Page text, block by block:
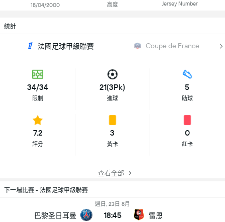
18/04/2000 高度 Jersey Number
統計
法國足球甲級聯賽 Coupe de France
34/34
限制
21(3Pk)
進球
5
助球
7.2
評分
3
黃卡
0
紅卡
查看全部
下一場比賽 - 法國足球甲級聯賽
巴黎圣日耳曼
週日, 23日 8月
18:45 雷恩